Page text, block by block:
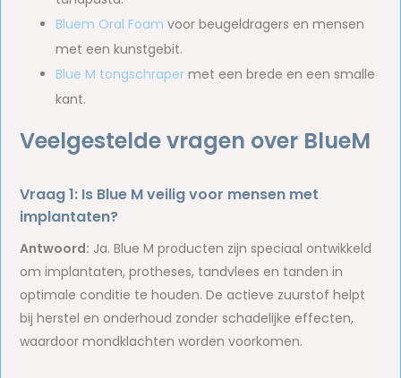
Bluem Oral Foam voor beugeldragers en mensen
met een kunstgebit.
Blue M tongschraper met een brede en een smalle
kant.
Veelgestelde vragen over BlueM
Vraag 1: Is Blue M veilig voor mensen met
implantaten?
Antwoord: Ja. Blue M producten zijn speciaal ontwikkeld
om implantaten, protheses, tandvlees en tanden in
optimale conditie te houden. De actieve zuurstof helpt
bij herstel en onderhoud zonder schadelijke effecten,
waardoor mondklachten worden voorkomen.